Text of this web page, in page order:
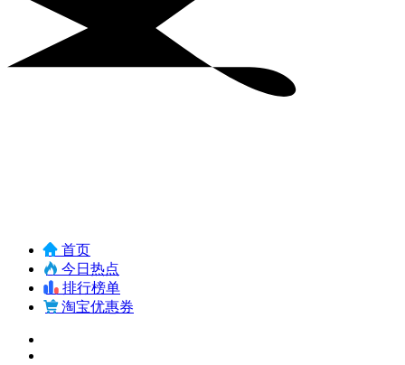
首页
今日热点
排行榜单
淘宝优惠券